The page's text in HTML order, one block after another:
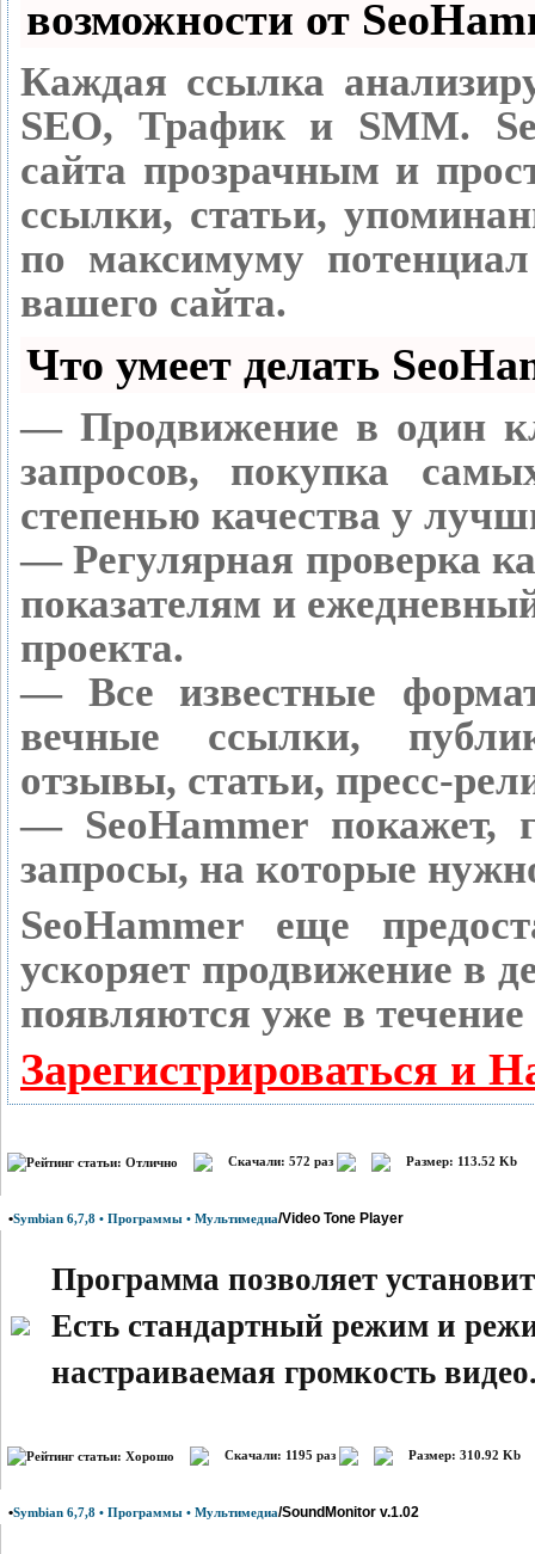
возможности от
Каждая ссылка
SEO, Трафик и SMM.
сайта прозрачным и
ссылки, статьи,
по максимуму
вашего сайта.
Что умеет делать
— Продвижение в один
запросов, покупка
степенью качества у
— Регулярная проверка
показателям и
проекта.
— Все известные
вечные ссылки,
отзывы, статьи, пресс-
— SeoHammer покажет,
запросы, на которые
SeoHammer еще
ускоряет продвижение в
появляются уже в
Зарегистрироваться и
Скачали: 572 раз Размер: 113.52 Kb
•Symbian 6,7,8 • Программы • Мультимедиа/Video Tone Player
Программа позволяет
Есть стандартный режим и
настраиваемая громкость
Скачали: 1195 раз Размер: 310.92 Kb
•Symbian 6,7,8 • Программы • Мультимедиа/SoundMonitor v.1.02